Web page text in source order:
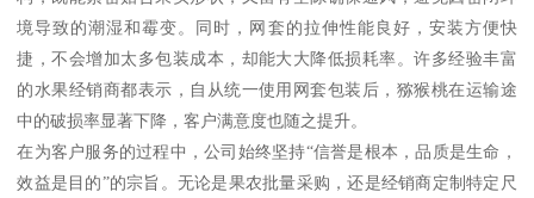
境导致的潮湿和霉变。同时，网套的拉伸性能良好，安装方便快
捷，不会增加太多包装成本，却能大大降低损耗率。许多经验丰富
的水果经销商都表示，自从统一使用网套包装后，猕猴桃在运输途
中的破损率显著下降，客户满意度也随之提升。
在为客户服务的过程中，公司始终坚持“信誉是根本，品质是生命，
效益是目的”的宗旨。无论是果农批量采购，还是经销商定制特定尺